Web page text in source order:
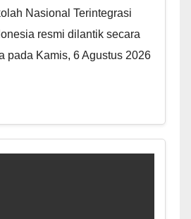
Nasional Terintegrasi
resmi dilantik secara
pada Kamis, 6 Agustus 2026